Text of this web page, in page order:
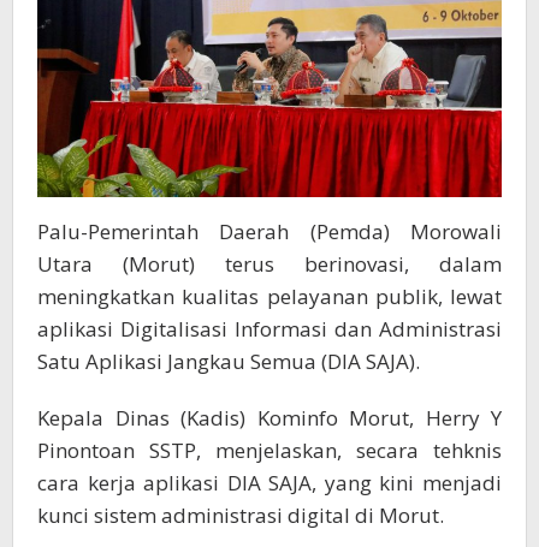
Palu-Pemerintah Daerah (Pemda) Morowali
Utara (Morut) terus berinovasi, dalam
meningkatkan kualitas pelayanan publik, lewat
aplikasi Digitalisasi Informasi dan Administrasi
Satu Aplikasi Jangkau Semua (DIA SAJA).
Kepala Dinas (Kadis) Kominfo Morut, Herry Y
Pinontoan SSTP, menjelaskan, secara tehknis
cara kerja aplikasi DIA SAJA, yang kini menjadi
kunci sistem administrasi digital di Morut.